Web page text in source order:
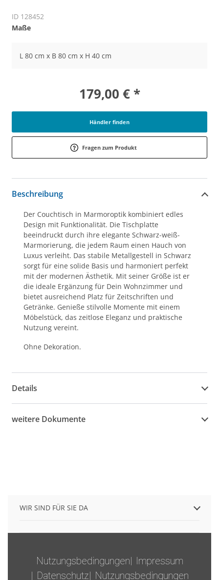
ID 128452
Maße
L 80 cm x B 80 cm x H 40 cm
179,00 € *
Händler finden
Fragen zum Produkt
Beschreibung
Der Couchtisch in Marmoroptik kombiniert edles
Design mit Funktionalität. Die Tischplatte
beeindruckt durch ihre elegante Schwarz-weiß-
Marmorierung, die jedem Raum einen Hauch von
Luxus verleiht. Das stabile Metallgestell in Schwarz
sorgt für eine solide Basis und harmoniert perfekt
mit der modernen Ästhetik. Mit seiner Größe ist er
die ideale Ergänzung für Dein Wohnzimmer und
bietet ausreichend Platz für Zeitschriften und
Getränke. Genieße stilvolle Momente mit einem
Möbelstück, das zeitlose Eleganz und praktische
Nutzung vereint.
Ohne Dekoration.
Details
weitere Dokumente
WIR SIND FÜR SIE DA
Nutzungsbedingungen
Impressum
Datenschutz
Nutzungsbedingungen